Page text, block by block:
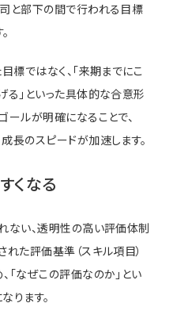
と部下の間で行われる目標
標ではなく、「来期までにこ
」といった具体的な合意形
ールが明確になることで、
長のスピードが加速します。
くなる
ない、透明性の高い評価体制
た評価基準（スキル項目）
「なぜこの評価なのか」とい
ります。